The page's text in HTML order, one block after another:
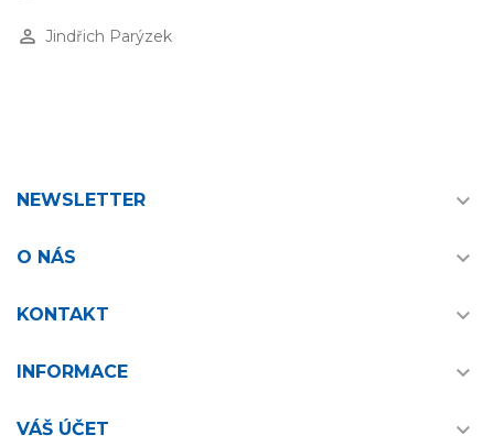
perm_identity Jindřich Parýzek
NEWSLETTER 
O NÁS 
KONTAKT 
INFORMACE 
VÁŠ ÚČET 